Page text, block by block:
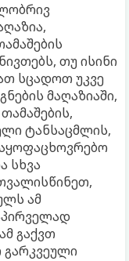
თუ ისინი
სცადოთ უკვე
მაღაზიაში,
ტანსაცმლის,
სხვა
ამ
გაქვთ
გარკვეული